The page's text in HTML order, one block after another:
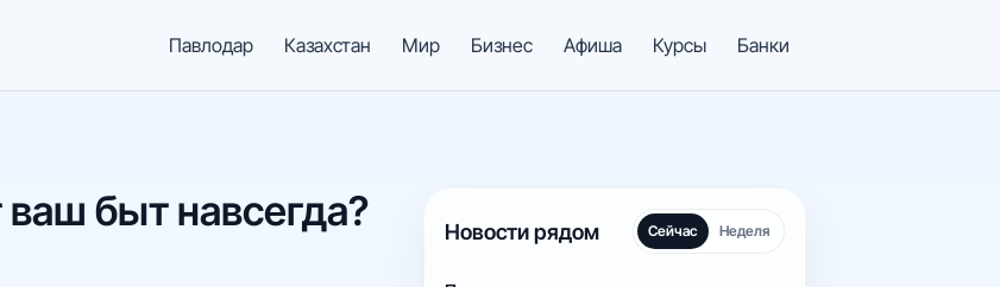
Павлодар Казахстан Мир Бизнес Афиша Курсы Банки
быт навсегда? Новости рядом Сейчас Неделя